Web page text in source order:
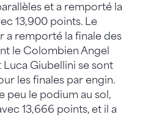
et a remporté la
13,900 points. Le
a remporté la finale des
le Colombien Angel
Luca Giubellini se sont
les finales par engin.
peu le podium au sol,
13,666 points, et il a